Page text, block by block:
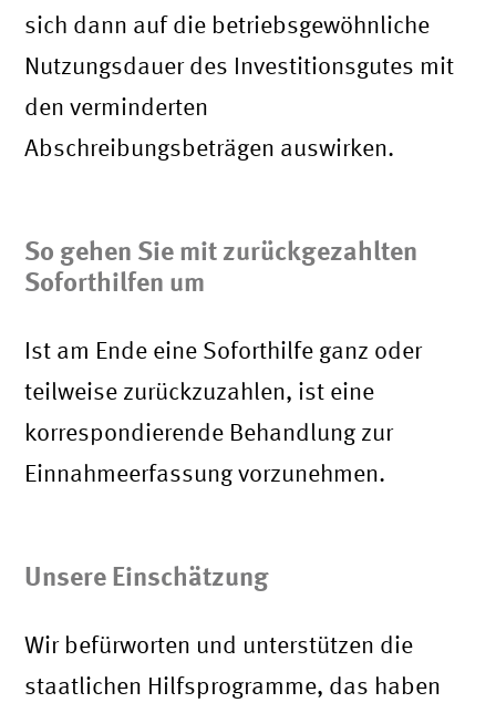
sich dann auf die betriebsgewöhnliche
Nutzungsdauer des Investitionsgutes mit
den verminderten
Abschreibungsbeträgen auswirken.
So gehen Sie mit zurückgezahlten
Soforthilfen um
Ist am Ende eine Soforthilfe ganz oder
teilweise zurückzuzahlen, ist eine
korrespondierende Behandlung zur
Einnahmeerfassung vorzunehmen.
Unsere Einschätzung
Wir befürworten und unterstützen die
staatlichen Hilfsprogramme, das haben